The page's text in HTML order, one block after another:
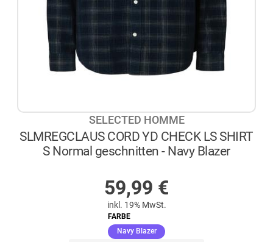
SELECTED HOMME
SLMREGCLAUS CORD YD CHECK LS SHIRT
S Normal geschnitten - Navy Blazer
59,99 €
inkl. 19% MwSt.
FARBE
Navy Blazer(ausgewählt)